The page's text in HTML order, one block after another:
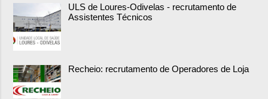
ULS de Loures-Odivelas - recrutamento de
Assistentes Técnicos
Recheio: recrutamento de Operadores de Loja